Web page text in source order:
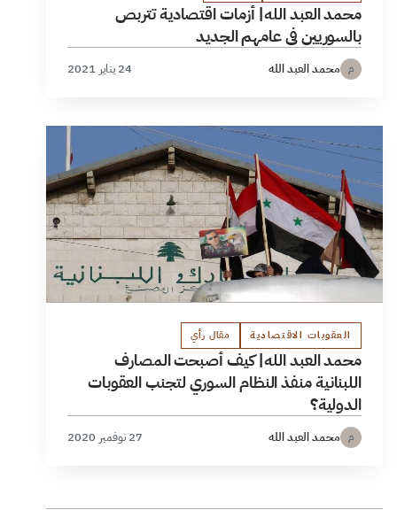
محمد العبد الله| أزمات اقتصادية تتربص
بالسوريين في عامهم الجديد
م محمد العبد الله 24 يناير 2021
العقوبات الاقتصادية مقال رأي
محمد العبد الله| كيف أصبحت المصارف
اللبنانية منفذ النظام السوري لتجنب العقوبات
الدولية؟
م محمد العبد الله 27 نوفمبر 2020